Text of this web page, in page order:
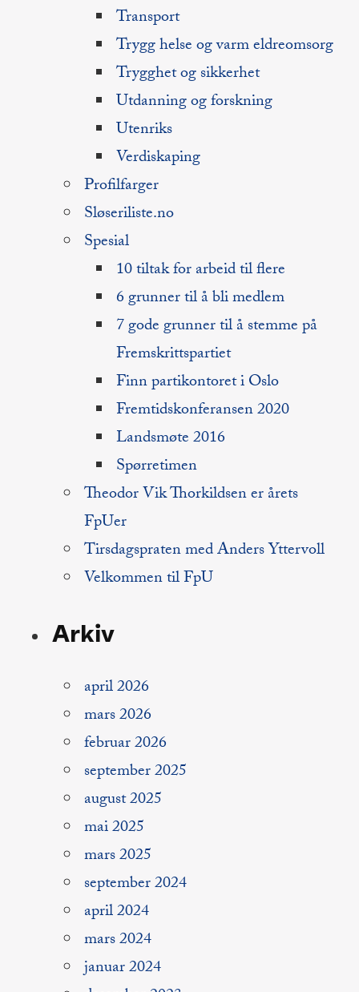
Transport
Trygg helse og varm eldreomsorg
Trygghet og sikkerhet
Utdanning og forskning
Utenriks
Verdiskaping
Profilfarger
Sløseriliste.no
Spesial
10 tiltak for arbeid til flere
6 grunner til å bli medlem
7 gode grunner til å stemme på
Fremskrittspartiet
Finn partikontoret i Oslo
Fremtidskonferansen 2020
Landsmøte 2016
Spørretimen
Theodor Vik Thorkildsen er årets
FpUer
Tirsdagspraten med Anders Yttervoll
Velkommen til FpU
Arkiv
april 2026
mars 2026
februar 2026
september 2025
august 2025
mai 2025
mars 2025
september 2024
april 2024
mars 2024
januar 2024